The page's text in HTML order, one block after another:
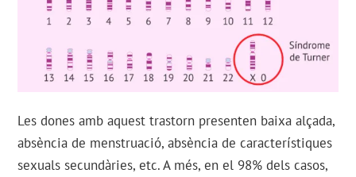
Les dones amb aquest trastorn presenten baixa alçada,
absència de menstruació, absència de característiques
sexuals secundàries, etc. A més, en el 98% dels casos,